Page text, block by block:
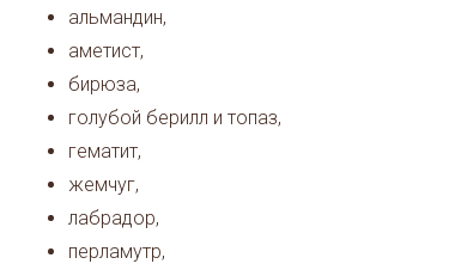
альмандин,
аметист,
бирюза,
голубой берилл и топаз,
гематит,
жемчуг,
лабрадор,
перламутр,